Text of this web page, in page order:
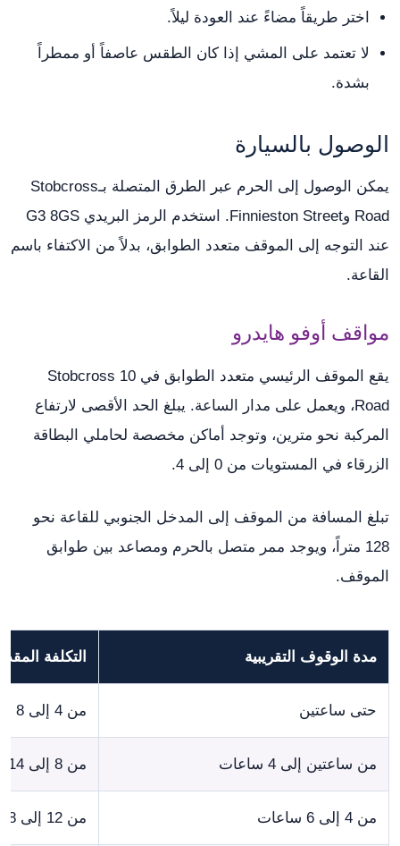
اختر طريقاً مضاءً عند العودة ليلاً.
لا تعتمد على المشي إذا كان الطقس عاصفاً أو ممطراً
بشدة.
الوصول بالسيارة
يمكن الوصول إلى الحرم عبر الطرق المتصلة بـStobcross
Road وFinnieston Street. استخدم الرمز البريدي G3 8GS
عند التوجه إلى الموقف متعدد الطوابق، بدلاً من الاكتفاء باسم
القاعة.
مواقف أوفو هايدرو
يقع الموقف الرئيسي متعدد الطوابق في 10 Stobcross
Road، ويعمل على مدار الساعة. يبلغ الحد الأقصى لارتفاع
المركبة نحو مترين، وتوجد أماكن مخصصة لحاملي البطاقة
الزرقاء في المستويات من 0 إلى 4.
تبلغ المسافة من الموقف إلى المدخل الجنوبي للقاعة نحو
128 متراً، ويوجد ممر متصل بالحرم ومصاعد بين طوابق
الموقف.
مدة الوقوف التقريبية التكلفة
حتى ساعتين من 4 إلى 8 جنيهات إسترلينية
من ساعتين إلى 4 ساعات من 8 إلى 14 جنيهاً
من 4 إلى 6 ساعات من 12 إلى 18 جنيهاً